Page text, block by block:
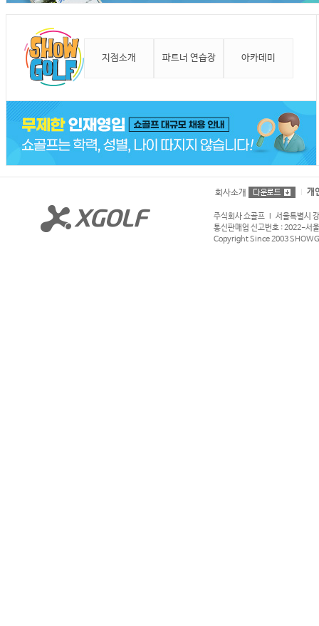
지점소개 파트너 연습장 아카데미
회사소개 개
주식회사 쇼골프 l 서울특별시
통신판매업 신고번호 : 2022-
Copyright Since 2003